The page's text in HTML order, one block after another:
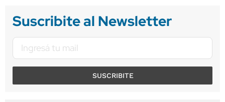
Suscribite al Newsletter
SUSCRIBITE